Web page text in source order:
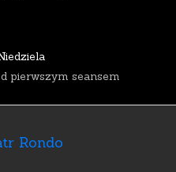
pierwszym seansem